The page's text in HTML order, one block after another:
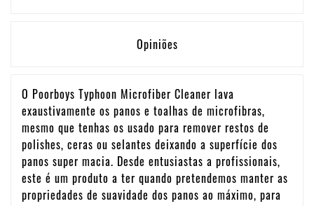
Opiniões
O Poorboys Typhoon Microfiber Cleaner lava
exaustivamente os panos e toalhas de microfibras,
mesmo que tenhas os usado para remover restos de
polishes, ceras ou selantes deixando a superfície dos
panos super macia. Desde entusiastas a profissionais,
este é um produto a ter quando pretendemos manter as
propriedades de suavidade dos panos ao máximo, para